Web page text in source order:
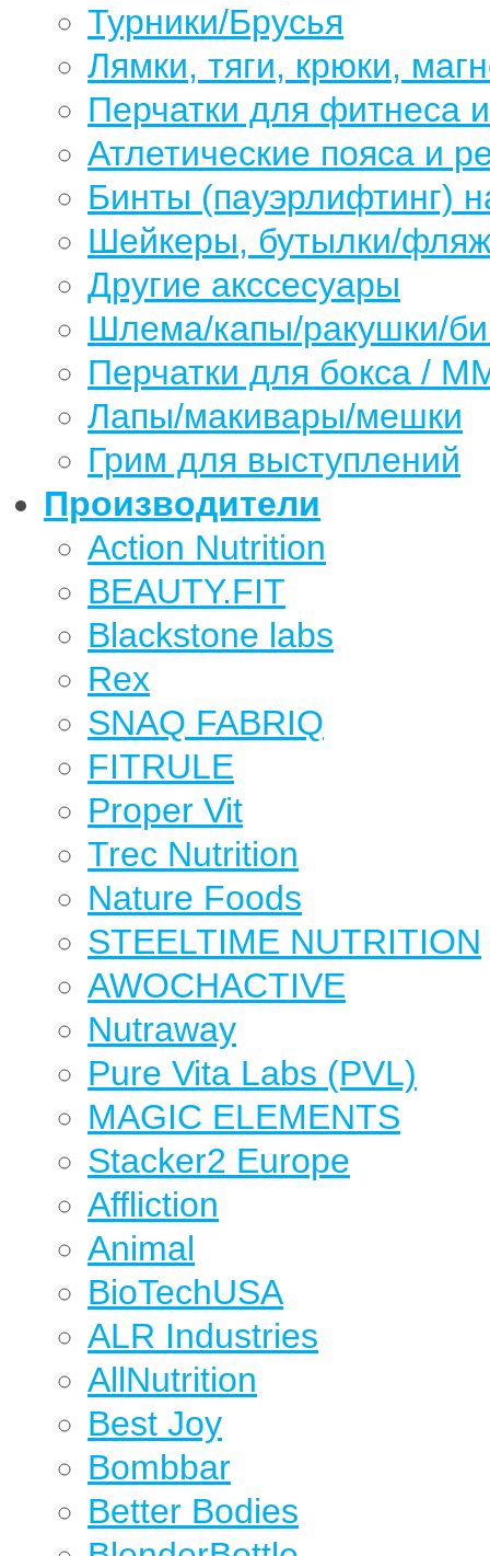
Турники/Брусья
Лямки, тяги, крюки,
Перчатки для фитнеса
Атлетические пояса и
Бинты (пауэрлифтинг)
Шейкеры, бутылки/
Другие акссесуары
Шлема/капы/ракушки/
Перчатки для бокса /
Лапы/макивары/мешки
Грим для выступлений
Производители
Action Nutrition
BEAUTY.FIT
Blackstone labs
Rex
SNAQ FABRIQ
FITRULE
Proper Vit
Trec Nutrition
Nature Foods
STEELTIME NUTRITION
AWOCHACTIVE
Nutraway
Pure Vita Labs (PVL)
MAGIC ELEMENTS
Stacker2 Europe
Affliction
Animal
BioTechUSA
ALR Industries
AllNutrition
Best Joy
Bombbar
Better Bodies